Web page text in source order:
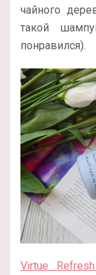
чайного
такой
понравился).
Virtue